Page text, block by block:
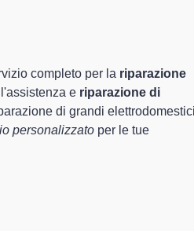
preparati
nel territorio di Pianiga e
il ripristino rapido del corretto
tipologie sugli